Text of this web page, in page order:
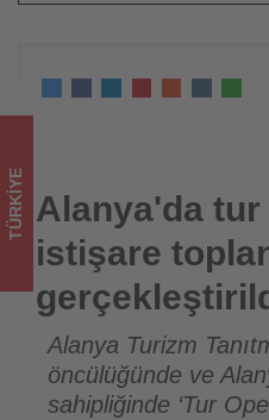
Tourexpi,
sizler
için
turizmde
olup
bitenleri
takip
ediyor!
Alanya'da tur operatörleri istişare
TÜRKIYE Alanya'da
istişare
Alanya Turizm
öncülüğünde ve
sahipliğinde ‘Tur